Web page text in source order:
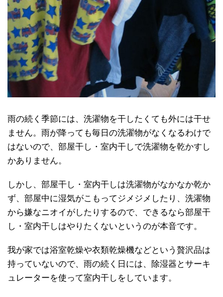
雨の続く季節には、洗濯物を干したくても外には干せ
ません。雨が降っても毎日の洗濯物がなくなるわけで
はないので、部屋干し・室内干しで洗濯物を乾かすし
かありません。
しかし、部屋干し・室内干しは洗濯物がなかなか乾か
ず、部屋中に湿気がこもってジメジメしたり、洗濯物
から嫌なニオイがしたりするので、できるなら部屋干
し・室内干しはやりたくないというのが本音です。
我が家では浴室乾燥や衣類乾燥機などという贅沢品は
持っていないので、雨の続く日には、除湿器とサーキ
ュレーターを使って室内干しをしています。